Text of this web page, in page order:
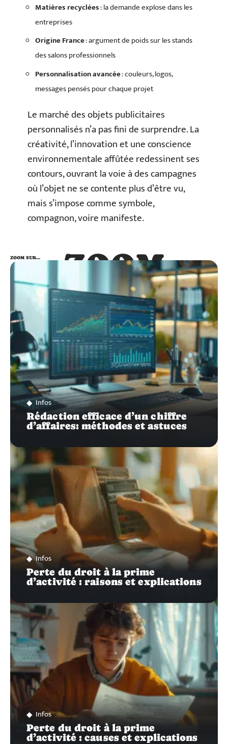
Matières recyclées: la demande explose dans les
entreprises
Origine France: argument de poids sur les stands
des salons professionnels
Personnalisation avancée: couleurs, logos,
messages pensés pour chaque projet
Le marché des objets publicitaires
personnalisés n’a pas fini de surprendre. La
créativité, l’innovation et une conscience
environnementale affûtée redessinent ses
contours, ouvrant la voie à des campagnes
où l’objet ne se contente plus d’être vu,
mais s’impose comme symbole,
compagnon, voire manifeste.
ZOOM
SUR…
ZOOM SUR…
Infos
Rédaction efficace d’un chiffre
d’affaires: méthodes et astuces
Infos
Perte du droit à la prime
d’activité : raisons et explications
Infos
Perte du droit à la prime
d’activité : causes et explications